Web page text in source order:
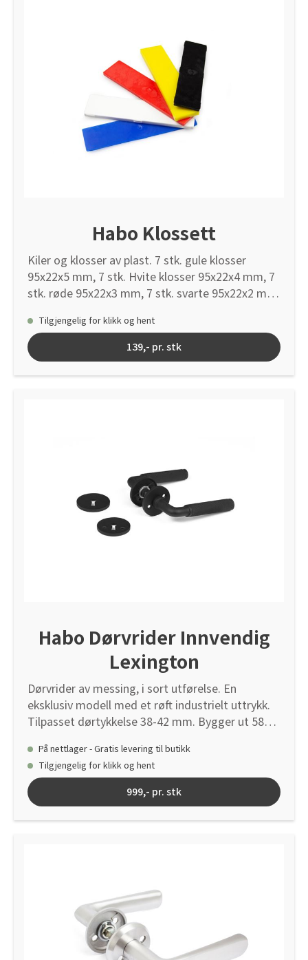
Habo Klossett
Kiler og klosser av plast. 7 stk. gule klosser
95x22x5 mm, 7 stk. Hvite klosser 95x22x4 mm, 7
stk. røde 95x22x3 mm, 7 stk. svarte 95x22x2 mm
Tilgjengelig for klikk og hent
139,- pr. stk
Habo Dørvrider Innvendig
Lexington
Dørvrider av messing, i sort utførelse. En
eksklusiv modell med et røft industrielt uttrykk.
Tilpasset dørtykkelse 38-42 mm. Bygger ut 58
krok. Benytt alltid lengst mulig vriderpinne ved
montering.
På nettlager - Gratis levering til butikk
Tilgjengelig for klikk og hent
999,- pr. stk